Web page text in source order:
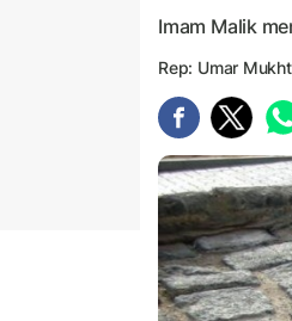
Imam Malik
Rep: Umar